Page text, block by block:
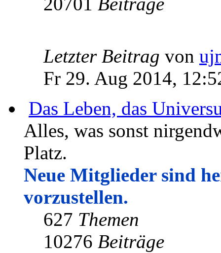
Letzter Beitrag von
Fr 29. Aug 2014,
Das Leben, das
Alles, was sonst
Platz.
Neue Mitglieder sind
vorzustellen.
627 Themen
10276 Beiträge